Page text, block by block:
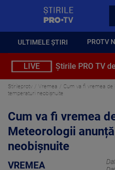
ULTIMELE ȘTIRI PROTV
LIVE Știrile PRO TV
Stirileprotv Vremea
Cum va fi vremea de
temperaturi neobișnuite
Cum va fi vremea
Meteorologii
neobișnuite
VREMEA